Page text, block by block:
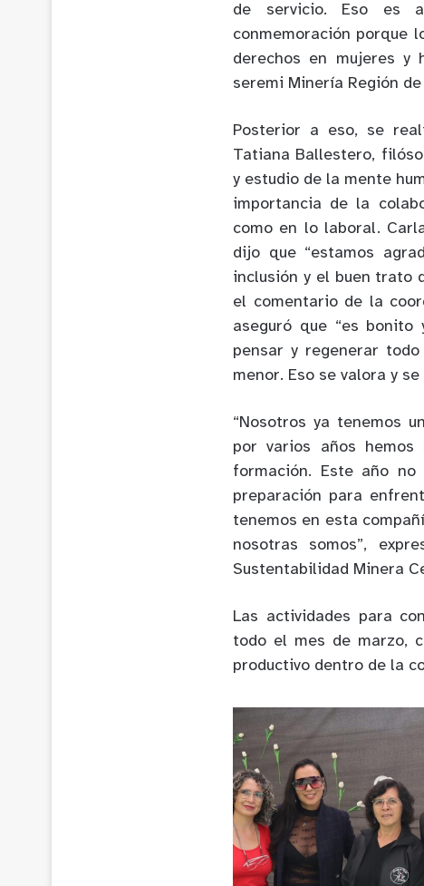
de servicio. Eso es
conmemoración porque
derechos en mujeres y
seremi Minería Región
Posterior a eso, se
Tatiana Ballestero,
y estudio de la mente
importancia de la
como en lo laboral.
dijo que “estamos
inclusión y el buen trato
el comentario de la
aseguró que “es
pensar y regenerar
menor. Eso se valora y
“Nosotros ya tenemos
por varios años hemos
formación. Este año
preparación para
tenemos en esta
nosotras somos”,
Sustentabilidad Minera
Las actividades para
todo el mes de marzo,
productivo dentro de la